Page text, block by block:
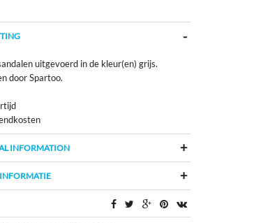
uitgevoerd in de kleur(en) grijs.
door Spartoo.
INFORMATION